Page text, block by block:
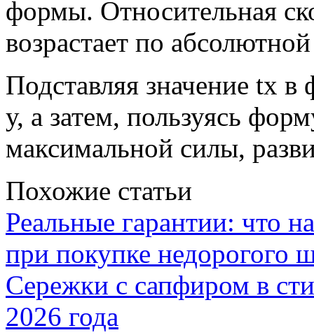
формы. Относительная
возрастает по
Подставляя значение tx
у, а затем, пользуясь
максимальной силы,
Похожие статьи
Реальные гарантии: что
при покупке недорогого
Сережки с сапфиром в
2026 года